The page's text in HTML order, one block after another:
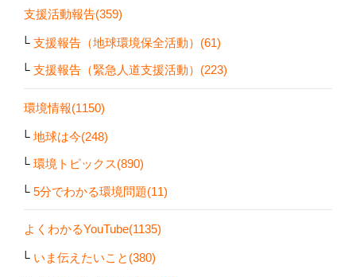
支援活動報告(359)
支援報告（地球環境保全活動）(61)
支援報告（緊急人道支援活動）(223)
環境情報(1150)
地球は今(248)
環境トピックス(890)
5分でわかる環境問題(11)
よくわかるYouTube(1135)
いま伝えたいこと(380)